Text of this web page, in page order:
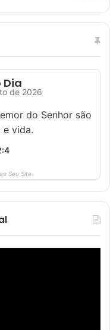
Dia
de 2026
do Senhor são
e vida.
Seu Site